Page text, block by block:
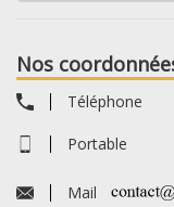
Nos
Téléphone
Portable
Mail